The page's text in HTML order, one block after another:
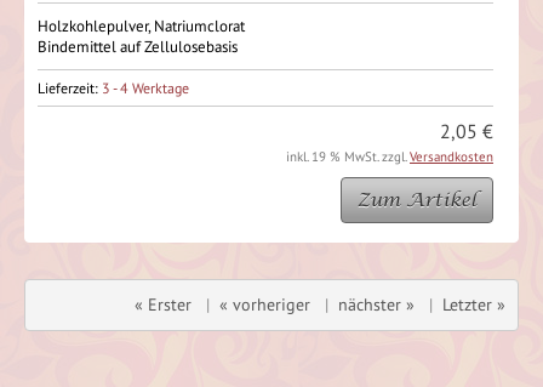
Holzkohlepulver, Natriumclorat
Bindemittel auf Zellulosebasis
Lieferzeit: 3 - 4 Werktage
2,05 €
inkl. 19 % MwSt. zzgl.Versandkosten
Zum Artikel
« Erster | « vorheriger | nächster » | Letzter »